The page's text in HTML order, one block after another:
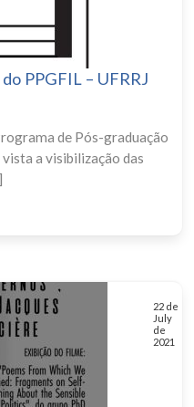
PPGFIL – UFRRJ
de Pós-graduação
a visibilização das
22 de
July
de
2021